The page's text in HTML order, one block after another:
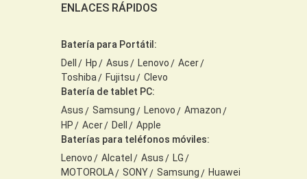
ENLACES RÁPIDOS
Batería para Portátil:
Dell
Hp Asus Lenovo
Acer
Toshiba
Fujitsu
Clevo
Batería de tablet PC:
Asus
Samsung Lenovo
Amazon
HP
Acer Dell
Apple
Baterías para teléfonos móviles:
Lenovo
Alcatel Asus
LG
MOTOROLA
SONY Samsung
Huawei